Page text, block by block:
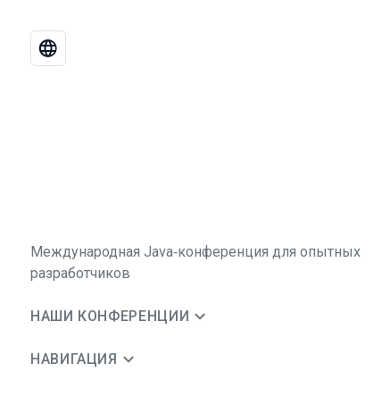
Международная Java‑конференция для опытных
разработчиков
НАШИ КОНФЕРЕНЦИИ
НАВИГАЦИЯ